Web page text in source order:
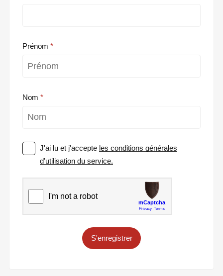
Prénom
Nom
J'ai lu et j'accepte les conditions générales
d'utilisation du service.
S'enregistrer